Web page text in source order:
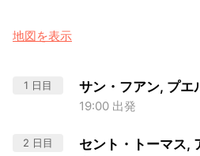
地図を表示
1 日目 サン・フアン, プエ
19:00 出発
2 日目
セント・トーマス,